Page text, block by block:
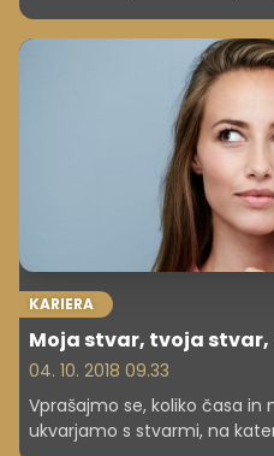
KARIERA
Moja stvar, tvoja
04. 10. 2018 09.33
Vprašajmo se, koliko časa in
ukvarjamo s stvarmi, na